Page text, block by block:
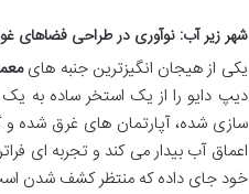
شهر زیر آب: نوآوری در طراحی فضاهای
یکی از هیجان انگیزترین جنبه های
دیپ دایو را از یک استخر ساده به
سازی شده، آپارتمان های غرق شده
اعماق آب بیدار می کند و تجربه ای
خود جای داده که منتظر کشف شدن